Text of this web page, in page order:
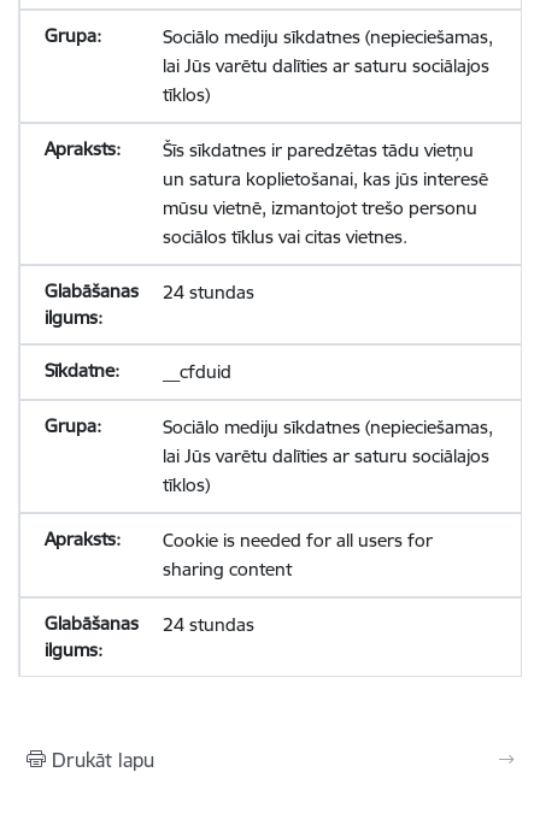
Sociālo mediju sīkdatnes (nepieciešamas,
lai Jūs varētu dalīties ar saturu sociālajos
tīklos)
Šīs sīkdatnes ir paredzētas tādu vietņu
un satura koplietošanai, kas jūs interesē
mūsu vietnē, izmantojot trešo personu
sociālos tīklus vai citas vietnes.
24 stundas
__cfduid
Sociālo mediju sīkdatnes (nepieciešamas,
lai Jūs varētu dalīties ar saturu sociālajos
tīklos)
Cookie is needed for all users for
sharing content
24 stundas
Drukāt lapu